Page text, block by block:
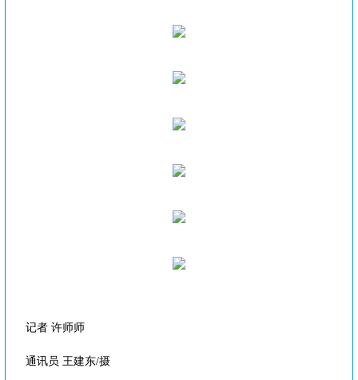
记者 许师师
通讯员 王建东/摄